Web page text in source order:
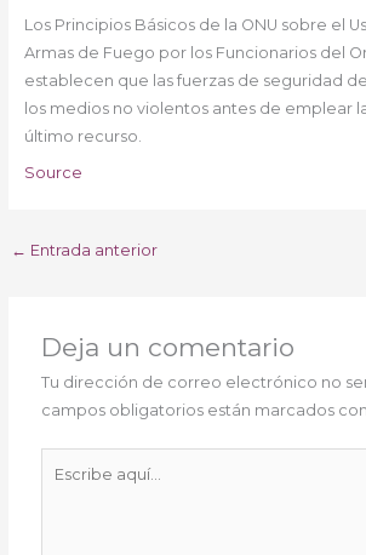
Los Principios Básicos de la ONU sobre el
Armas de Fuego por los Funcionarios del
establecen que las fuerzas de seguridad
los medios no violentos antes de emplear
último recurso.
Source
← Entrada anterior
Deja un comentario
Tu dirección de correo electrónico no
campos obligatorios están marcados